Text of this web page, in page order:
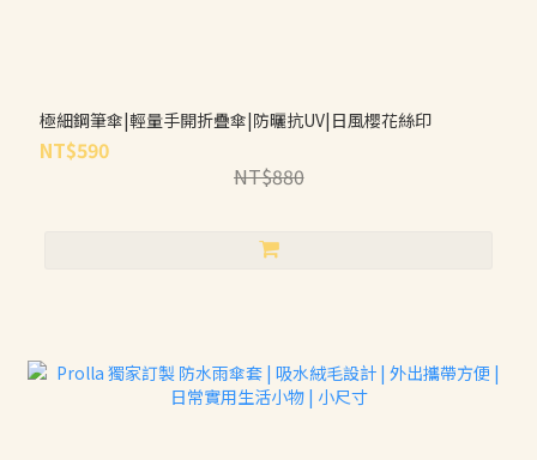
極細鋼筆傘|輕量手開折疊傘|防曬抗UV|日風櫻花絲印
NT$590
NT$880